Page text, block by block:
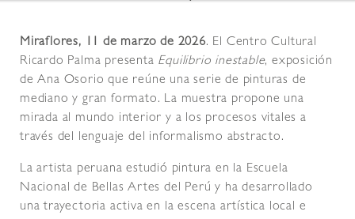
Miraflores, 11 de marzo de 2026. El Centro Cultural
Ricardo Palma presenta Equilibrio inestable, exposición
de Ana Osorio que reúne una serie de pinturas de
mediano y gran formato. La muestra propone una
mirada al mundo interior y a los procesos vitales a
través del lenguaje del informalismo abstracto.
La artista peruana estudió pintura en la Escuela
Nacional de Bellas Artes del Perú y ha desarrollado
una trayectoria activa en la escena artística local e